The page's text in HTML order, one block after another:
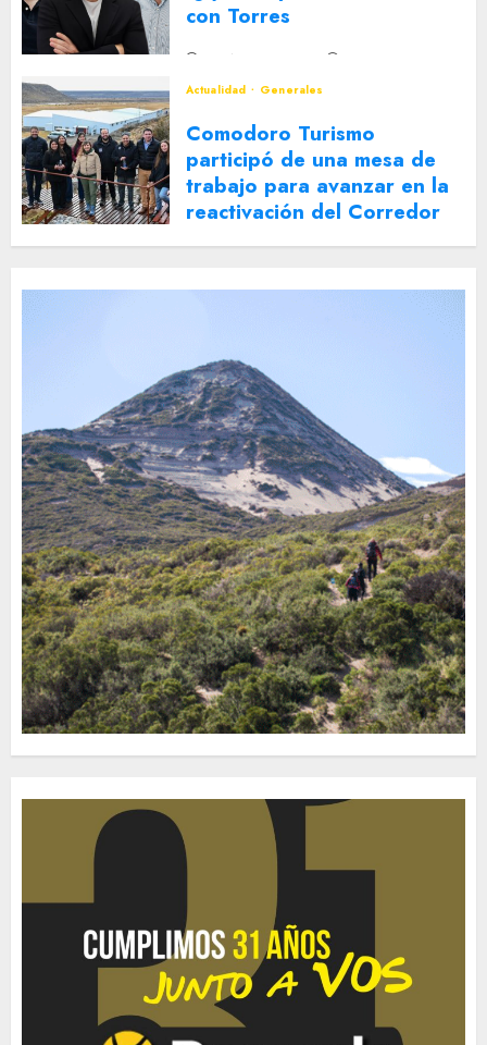
con Torres
2 DE AGOSTO DE 2026
Actualidad
Generales
Comodoro Turismo
participó de una mesa de
trabajo para avanzar en la
reactivación del Corredor